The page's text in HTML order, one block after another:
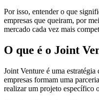
Por isso, entender o que
empresas que queiram, por
mercado cada vez mais
O que é o Joint
Joint Venture é uma
empresas formam uma
realizar um projeto específico